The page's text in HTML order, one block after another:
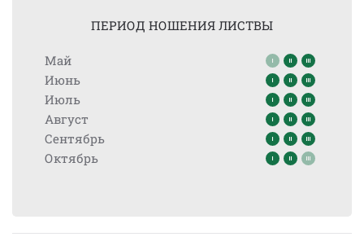
ПЕРИОД НОШЕНИЯ ЛИСТВЫ
Май
Июнь
Июль
Август
Сентябрь
Октябрь